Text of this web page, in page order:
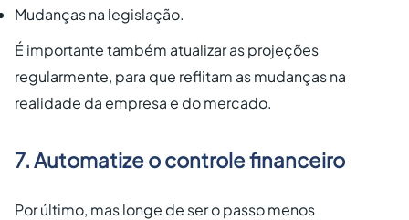
Mudanças na legislação.
É importante também atualizar as projeções
regularmente, para que reflitam as mudanças na
realidade da empresa e do mercado.
7. Automatize o controle financeiro
Por último, mas longe de ser o passo menos